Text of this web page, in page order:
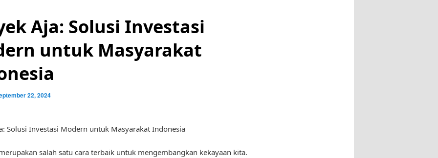
Aja: Solusi Investasi
untuk Masyarakat
22, 2024
Solusi Investasi Modern untuk Masyarakat Indonesia
salah satu cara terbaik untuk mengembangkan kekayaan kita.